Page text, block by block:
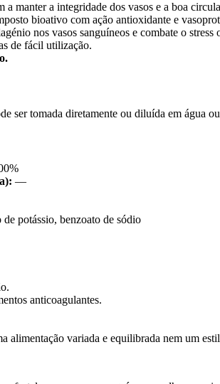
a manter a integridade dos vasos e a boa
bioativo com ação antioxidante e
nos vasos sanguíneos e combate o stress
de fácil utilização.
ser tomada diretamente ou diluída em água
—
de potássio, benzoato de sódio
anticoagulantes.
alimentação variada e equilibrada nem um